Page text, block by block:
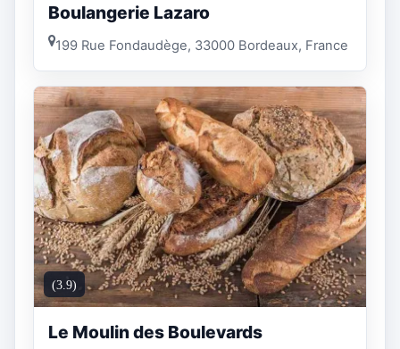
Boulangerie Lazaro
199 Rue Fondaudège, 33000 Bordeaux, France
(3.9)
Le Moulin des Boulevards